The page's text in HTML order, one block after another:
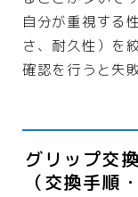
自分が重視する
さ、耐久性）を
確認を行うと失
グリップ交
（交換手順